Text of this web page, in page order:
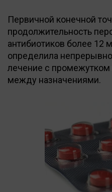
Первичной конечной
продолжительность
антибиотиков более 12
определила
лечение с
между назначениями.